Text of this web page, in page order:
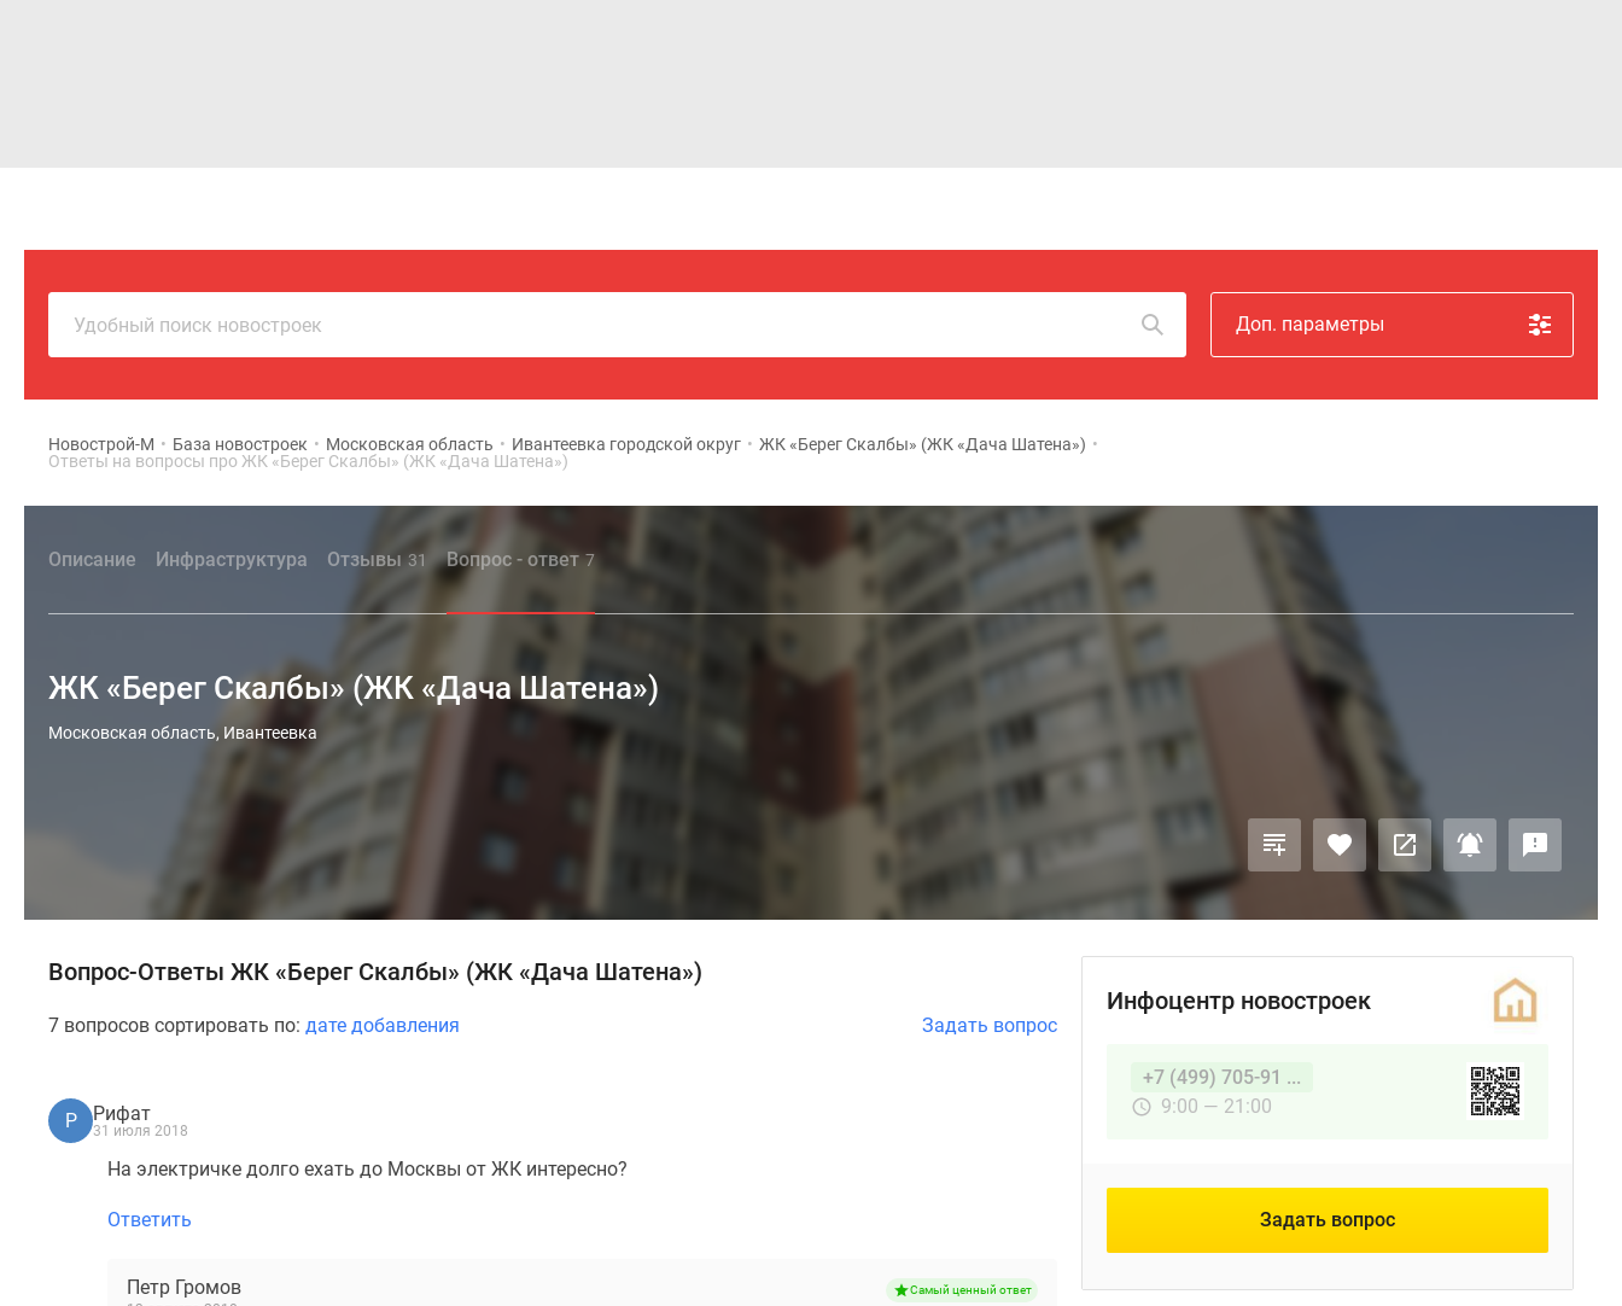
Удобный поиск новостроек Доп. параметры
Новострой-М • База новостроек • Московская область • Ивантеевка городской округ • ЖК «Берег Скалбы» (ЖК «Дача Шатена») •
Ответы на вопросы про ЖК «Берег Скалбы» (ЖК «Дача Шатена»)
Описание Инфраструктура Отзывы 31 Вопрос - ответ 7
ЖК «Берег Скалбы» (ЖК «Дача Шатена»)
Московская область, Ивантеевка
Вопрос-Ответы ЖК «Берег Скалбы» (ЖК «Дача Шатена»)
7 вопросов сортировать по: дате добавления Задать вопрос
Р Рифат
31 июля 2018
На электричке долго ехать до Москвы от ЖК интересно?
Ответить
Петр Громов Самый ценный ответ
Инфоцентр новостроек
+7 (499) 705-91 ...
9:00 — 21:00
Задать вопрос